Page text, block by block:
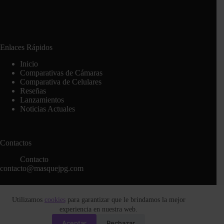
Utilizamos cookiespara garantizar que le brindamos la mejor
experiencia en nuestra web.
Enlaces Rápidos
Inicio
Comparativas de Cámaras
Comparativa de Celulares
Reseñas
Lanzamientos
Noticias Actuales
Contactos
Contacto
contacto@masquejpg.com
Legal